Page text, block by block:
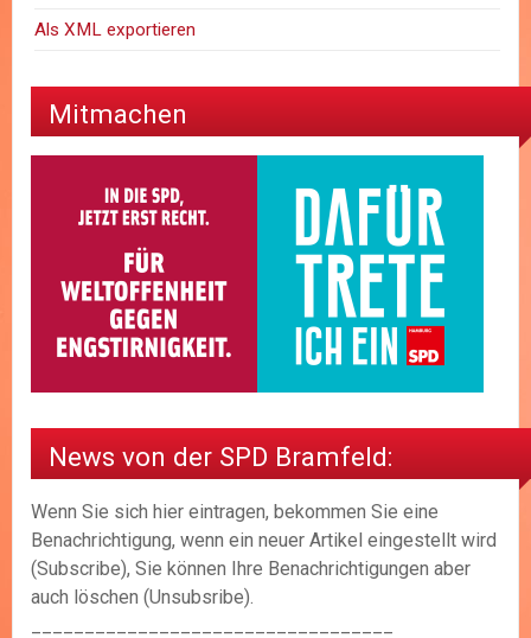
Als XML exportieren
Mitmachen
News von der SPD Bramfeld:
Wenn Sie sich hier eintragen, bekommen Sie eine
Benachrichtigung, wenn ein neuer Artikel eingestellt wird
(Subscribe), Sie können Ihre Benachrichtigungen aber
auch löschen (Unsubsribe).